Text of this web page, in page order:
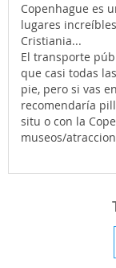
Copenhague es
lugares
Cristiania...
El transporte
que casi todas
pie, pero si vas
recomendaría
situ o con la
museos/